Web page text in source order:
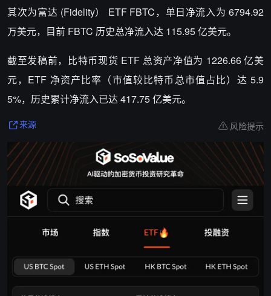
其次为富达 (Fidelity） ETF FBTC，单日净流入为 6794.92
万美元，目前 FBTC 历史总净流入达 115.95 亿美元。
截至发稿前，比特币现货 ETF 总资产净值为 1226.66 亿美
元，ETF 净资产比率（市值较比特币总市值占比）达 5.9
5%，历史累计净流入已达 417.75 亿美元。
来源 风险提示